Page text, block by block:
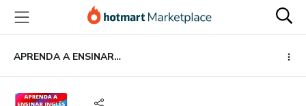
para
conteúdo
principal
para
pagamento
para
rodapé
APRENDA A ENSINAR INGLÊS E TENHA + LUCRO